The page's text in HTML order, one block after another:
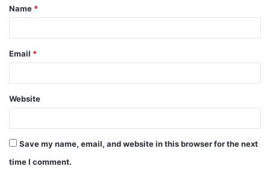
*
Name *
Email *
Website
Save my name, email, and website in this browser for the next
time I comment.